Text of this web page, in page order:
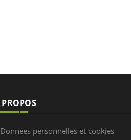
Données personnelles et cookies